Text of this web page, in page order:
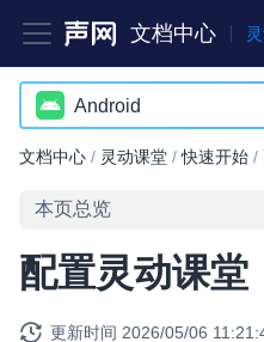
文档中心
产品 解决方案
突破传统文字交互模式，与
音对话
Android
Android
iOS
Web
Electron
文档中心 / 灵动课堂 / 快速开始 /
本页总览
配置灵动课堂
更新时间 2026/05/06